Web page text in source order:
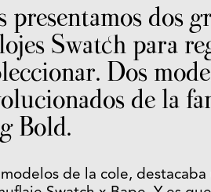
presentamos dos
Swatch para
Dos
de la
Bold.
modelos de la cole,